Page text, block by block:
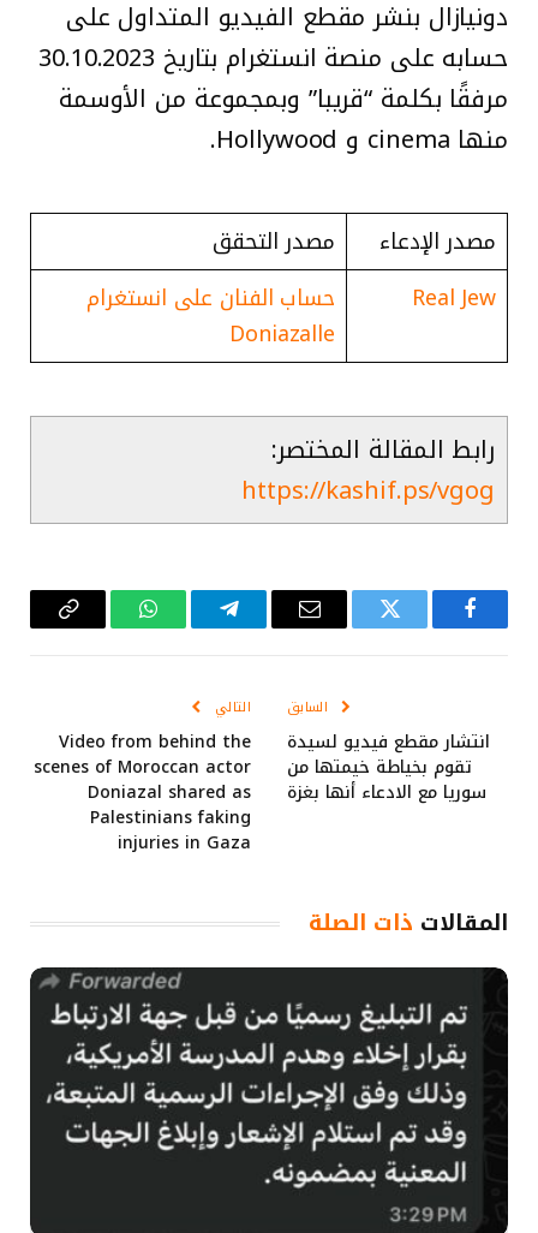
دونيازال بنشر مقطع الفيديو المتداول على
حسابه على منصة انستغرام بتاريخ 30.10.2023
مرفقًا بكلمة “قريبا” وبمجموعة من الأوسمة
منها cinema و Hollywood.
مصدر الإدعاء
مصدر التحقق
Real Jew
حساب الفنان على انستغرام
Doniazalle
رابط المقالة المختصر:
https://kashif.ps/vgog
فيسبوك تويتر
البريد
تيلقرام واتساب Copy
السابق
انتشار مقطع فيديو لسيدة
تقوم بخياطة خيمتها من
سوريا مع الادعاء أنها بغزة
التالي
Video from behind the
scenes of Moroccan actor
Doniazal shared as
Palestinians faking
injuries in Gaza
المقالات ذات الصلة